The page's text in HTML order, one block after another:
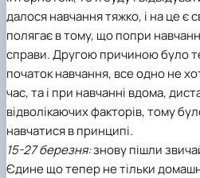
далося навчання тяжко, і на це є
полягає в тому, що попри
справи. Другою причиною було
початок навчання, все одно не
час, та і при навчанні вдома,
відволікаючих факторів, тому
навчатися в принципі.
15-27 березня:знову пішли
Єдине що тепер не тільки